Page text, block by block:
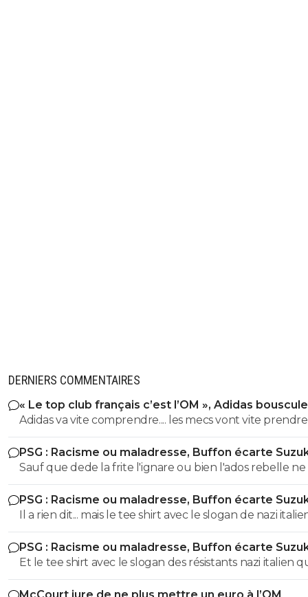
DERNIERS COMMENTAIRES
« Le top club français c’est l’OM », Adidas
PSG
Adidas va vite comprendre.... les mecs vont vite
jambes à leur cou lorsqu'ils vont s'apercevoir du club
clowns qu'est l'Olympique de Marseille. ^^
PSG : Racisme ou maladresse, Buffon écarte
Sauf que dede la frite l'ignare ou bien l'ados rebelle ne
pas que buffon portait un tee shirt scandaleux en
vue quil etait pas née ou alors complètement
débile de surcroît
PSG : Racisme ou maladresse, Buffon écarte
Il a rien dit... mais le tee shirt avec le slogan de nazi
44 + du coup son numéro 88+ maintenant sa sorti sur
qui bien quil n'ait rien dit est quand meme douteuse
commence a faire beaucoup.. alors sûrement que ta
tete vide n'as pas remarqué toutes ces nuances..
PSG : Racisme ou maladresse, Buffon écarte
Et le tee shirt avec le slogan des résistants nazi italien
portait buffon du coup t'as quoi comme excuse ??
McCourt jure de ne plus mettre un euro à l’OM